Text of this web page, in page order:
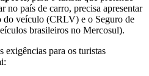
no país de carro, precisa apresentar
veículo (CRLV) e o Seguro de
brasileiros no Mercosul).
exigências para os turistas